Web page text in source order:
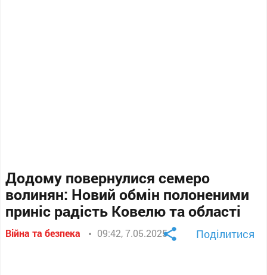
Додому повернулися семеро
волинян: Новий обмін полоненими
приніс радість Ковелю та області
Війна та безпека 09:42, 7.05.2025 Поділитися